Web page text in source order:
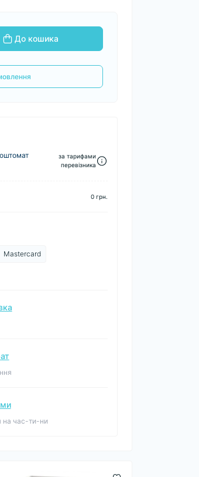
До кошика
за тарифами
перевізника
0 грн.
Mastercard
на час-ти-ни